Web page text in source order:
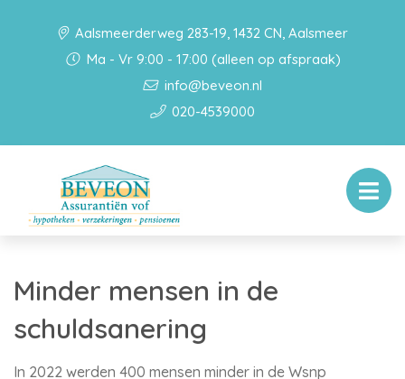
Aalsmeerderweg 283-19, 1432 CN, Aalsmeer
Ma - Vr 9:00 - 17:00 (alleen op afspraak)
info@beveon.nl
020-4539000
Minder mensen in de
schuldsanering
In 2022 werden 400 mensen minder in de Wsnp